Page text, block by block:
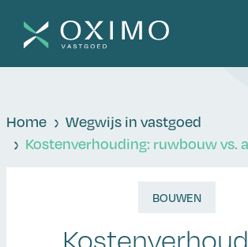
Home
Wegwijs in vastgoed
Kostenverhouding: ruwbouw vs.
BOUWEN